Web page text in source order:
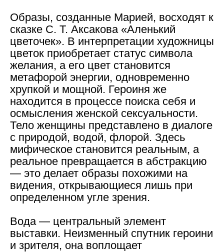
Образы, созданные Марией, восходят к
сказке С. Т. Аксакова «Аленький
цветочек». В интерпретации художницы
цветок приобретает статус символа
желания, а его цвет становится
метафорой энергии, одновременно
хрупкой и мощной. Героиня же
находится в процессе поиска себя и
осмысления женской сексуальности.
Тело женщины представлено в диалоге
с природой, водой, флорой. Здесь
мифическое становится реальным, а
реальное превращается в абстракцию
— это делает образы похожими на
видения, открывающиеся лишь при
определенном угле зрения.
Вода — центральный элемент
выставки. Неизменный спутник героини
и зрителя, она воплощает